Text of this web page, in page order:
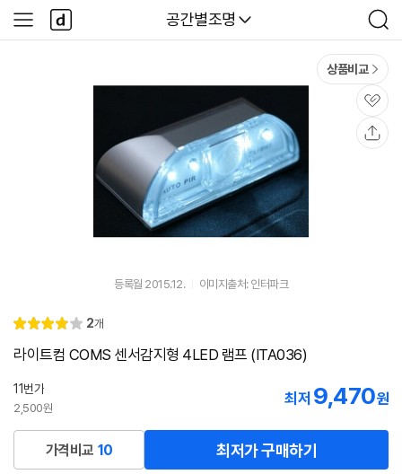
다나와
공간별조명
검
색
사
이
다
나
와
상품비교
관
심
등록월 2015.12. 이미지출처: 인터파크
별
점
4.
리
2개
라이트컴 COMS 센서감지형 4LED 램프 (ITA036)
11번가
2,500원
최저 9,470원
가격비교 10 최저가 구매하기